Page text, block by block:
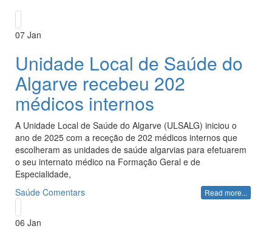
07 Jan
Unidade Local de Saúde do
Algarve recebeu 202
médicos internos
A Unidade Local de Saúde do Algarve (ULSALG) iniciou o
ano de 2025 com a receção de 202 médicos internos que
escolheram as unidades de saúde algarvias para efetuarem
o seu internato médico na Formação Geral e de
Especialidade,
Saúde Comentars Read more...
06 Jan